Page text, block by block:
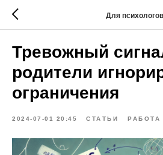
Для психологов
Тревожный
родители
ограничения
2024-07-01 20:45 СТАТЬИ РАБОТА